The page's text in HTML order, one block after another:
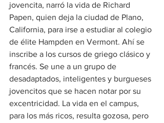
jovencita, narró la vida de Richard
Papen, quien deja la ciudad de Plano,
California, para irse a estudiar al colegio
de élite Hampden en Vermont. Ahí se
inscribe a los cursos de griego clásico y
francés. Se une a un grupo de
desadaptados, inteligentes y burgueses
jovencitos que se hacen notar por su
excentricidad. La vida en el campus,
para los más ricos, resulta gozosa, pero